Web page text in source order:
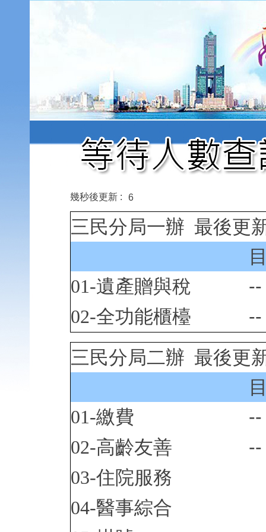
幾秒後更新 : 6
三民分局一辦 最後更
01-遺產贈與稅
--
02-全功能櫃檯
--
三民分局二辦 最後更
01-繳費
--
02-高齡友善
--
03-住院服務
04-醫事綜合